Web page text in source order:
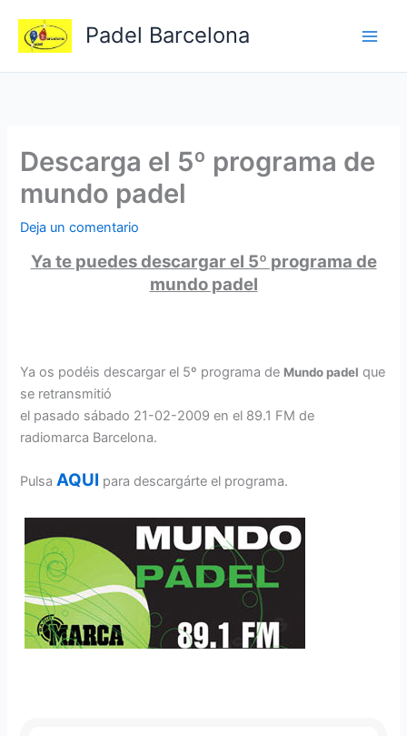
contenido
Padel Barcelona
Descarga el 5º programa de
mundo padel
Deja un comentario
Ya te puedes descargar el 5º programa de
mundo padel
Ya os podéis descargar el 5º programa de Mundo padel que
se retransmitió
el pasado sábado 21-02-2009 en el 89.1 FM de
radiomarca Barcelona.
PulsaAQUI para descargárte el programa.